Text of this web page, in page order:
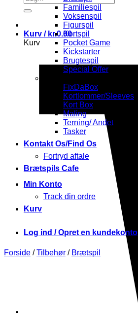
efter:
Kurv / kr.0.00
Kurv
Familiespil
Voksenspil
Figurspil
Kortspil
Pocket Game
Kickstarter
Brugtespil
Special Offer
FixDaBox
Kortlommer/Sleeves
Kort Box
Maling
Terning/ Andet
Tasker
Kontakt Os/Find Os
Fortryd aftale
Brætspils Cafe
Min Konto
Track din ordre
Kurv
Log ind / Opret en kundekonto
Forside / Tilbehør / Brætspil